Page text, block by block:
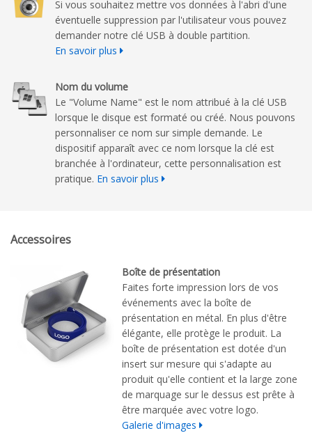
Si vous souhaitez mettre vos données à l'abri d'une
éventuelle suppression par l'utilisateur vous pouvez
demander notre clé USB à double partition.
En savoir plus
Nom du volume
Le "Volume Name" est le nom attribué à la clé USB
lorsque le disque est formaté ou créé. Nous pouvons
personnaliser ce nom sur simple demande. Le
dispositif apparaît avec ce nom lorsque la clé est
branchée à l'ordinateur, cette personnalisation est
pratique. En savoir plus
Accessoires
Boîte de présentation
Faites forte impression lors de vos
événements avec la boîte de
présentation en métal. En plus d'être
élégante, elle protège le produit. La
boîte de présentation est dotée d'un
insert sur mesure qui s'adapte au
produit qu'elle contient et la large zone
de marquage sur le dessus est prête à
être marquée avec votre logo.
Galerie d'images